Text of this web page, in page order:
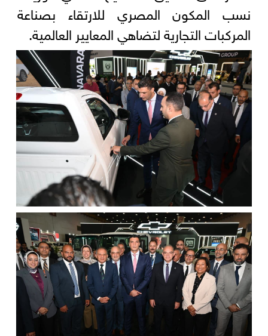
نسب المكون المصري للارتقاء بصناعة
المركبات التجارية لتضاهي المعايير العالمية.